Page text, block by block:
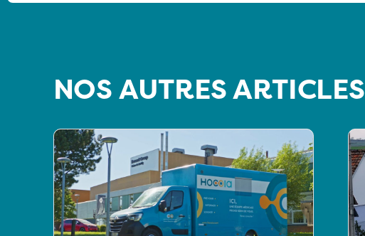
NOS AUTRES ARTICLES